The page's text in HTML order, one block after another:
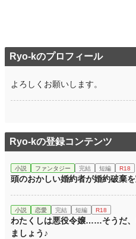
Ryo-kのプロフィール
よろしくお願いします。
Ryo-kの登録コンテンツ
小説 ファンタジー 完結 短編 R18
頭のおかしい婚約者が婚約破棄
小説 恋愛 完結 短編 R18
わたくしは悪役令嬢……そうだ、
ましょう♪